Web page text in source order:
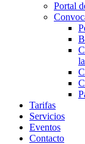
Portal
Tarifas
Servicios
Eventos
Contacto